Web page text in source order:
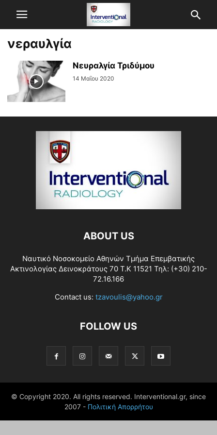
νεραυλγία
Νευραλγία Τριδύμου
14 Μαΐου 2020
ABOUT US
Ναυτικό Νοσοκομείο Αθηνών Τμήμα Επεμβατικής
Ακτινολογίας Δεινοκράτους 70 Τ.Κ 11521 Τηλ: (+30) 210-
72.16.166
Contact us: tzavoulis@yahoo.gr
FOLLOW US
© Copyright 2020. All rights reserved. Interventional.gr, since
2007 - Πολιτική Απορρήτου